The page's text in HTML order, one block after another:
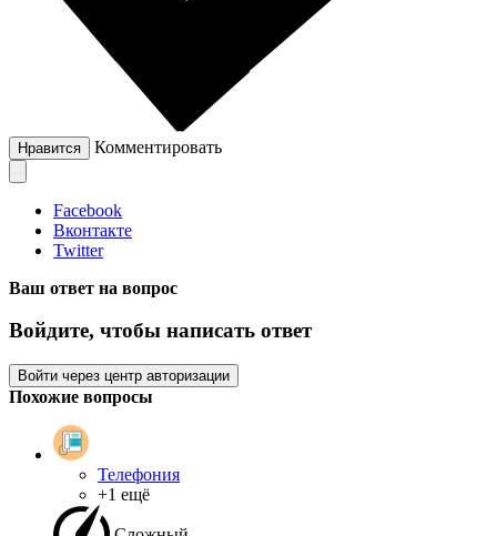
Нравится Комментировать
Facebook
Вконтакте
Twitter
Ваш ответ на вопрос
Войдите, чтобы написать ответ
Войти через центр авторизации
Похожие вопросы
Телефония
+1 ещё